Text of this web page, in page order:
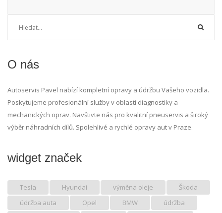
O nás
Autoservis Pavel nabízí kompletní opravy a údržbu Vašeho vozidla.
Poskytujeme profesionální služby v oblasti diagnostiky a
mechanických oprav. Navštivte nás pro kvalitní pneuservis a široký
výběr náhradních dílů. Spolehlivé a rychlé opravy aut v Praze.
widget značek
Tesla Hyundai výměna oleje
Škoda
údržba auta
Opel BMW
údržba